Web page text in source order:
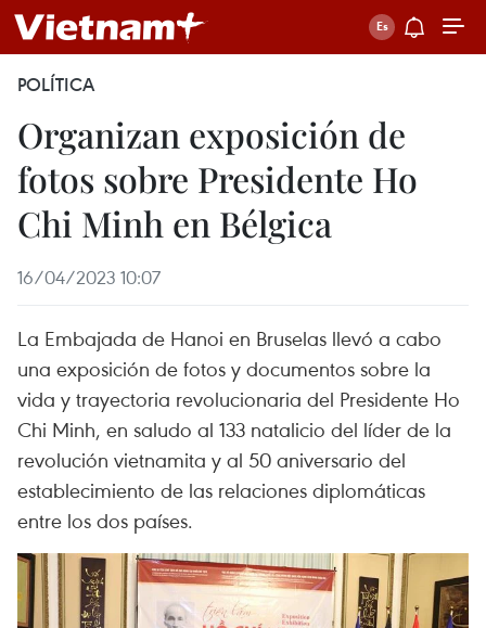
POLÍTICA
Organizan exposición de
fotos sobre Presidente Ho
Chi Minh en Bélgica
16/04/2023 10:07
La Embajada de Hanoi en Bruselas llevó a cabo
una exposición de fotos y documentos sobre la
vida y trayectoria revolucionaria del Presidente Ho
Chi Minh, en saludo al 133 natalicio del líder de la
revolución vietnamita y al 50 aniversario del
establecimiento de las relaciones diplomáticas
entre los dos países.